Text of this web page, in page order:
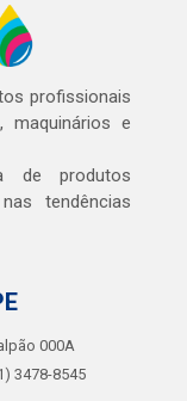
profissionais
maquinários e
de produtos
tendências
000A
3478-8545